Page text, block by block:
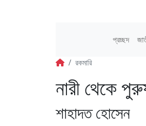
প্রচ্ছদ
রকমারি
নারী থেকে
শাহাদত হোসেন